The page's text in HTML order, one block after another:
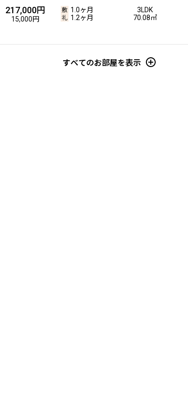
217,000円
15,000円
1.0ヶ月
1.2ヶ月
3LDK
70.08㎡
すべてのお部屋を表示